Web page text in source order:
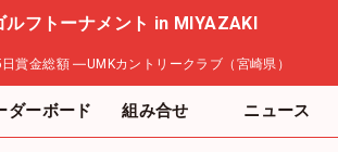
ルフトーナメント in MIYAZAKI
賞金総額 ―UMKカントリークラブ（宮崎県）
ダーボード 組み合せ ニュース